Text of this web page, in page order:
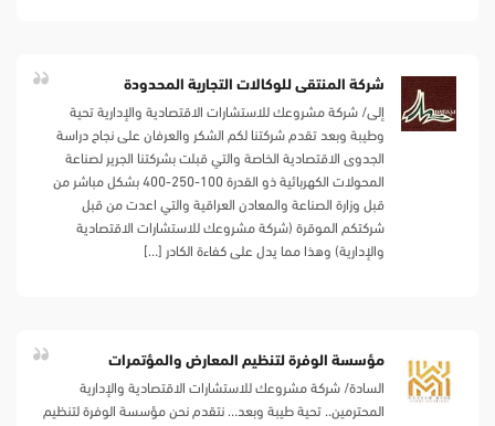
شركة المنتقى للوكالات التجارية المحدودة
إلى/ شركة مشروعك للاستشارات الاقتصادية والإدارية تحية
وطيبة وبعد تقدم شركتنا لكم الشكر والعرفان على نجاح دراسة
الجدوى الاقتصادية الخاصة والتي قبلت بشركتنا الجرير لصناعة
المحولات الكهربائية ذو القدرة 100-250-400 بشكل مباشر من
قبل وزارة الصناعة والمعادن العراقية والتي اعدت من قبل
شركتكم الموقرة (شركة مشروعك للاستشارات الاقتصادية
والإدارية) وهذا مما يدل على كفاءة الكادر […]
مؤسسة الوفرة لتنظيم المعارض والمؤتمرات
السادة/ شركة مشروعك للاستشارات الاقتصادية والإدارية
المحترمين.. تحية طيبة وبعد… نتقدم نحن مؤسسة الوفرة لتنظيم